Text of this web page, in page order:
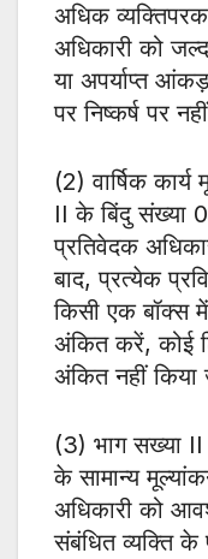
अधिक व्यक्तिपरक
अधिकारी को
या अपर्याप्त
पर निष्कर्ष पर
(2) वार्षिक
II के बिंदु संख्या
प्रतिवेदक
बाद, प्रत्येक
किसी एक बॉक्स
अंकित करें, कोई
अंकित नहीं किया
(3) भाग सख्या
के सामान्य
अधिकारी को
संबंधित व्यक्ति के